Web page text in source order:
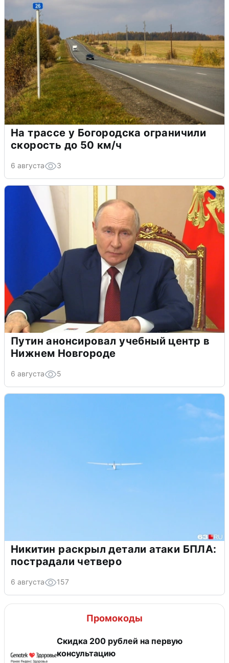
На трассе у Богородска ограничили
скорость до 50 км/ч
6 августа 3
Путин анонсировал учебный центр в
Нижнем Новгороде
6 августа 5
Никитин раскрыл детали атаки БПЛА:
пострадали четверо
6 августа 157
Промокоды
Скидка 200 рублей на первую
консультацию